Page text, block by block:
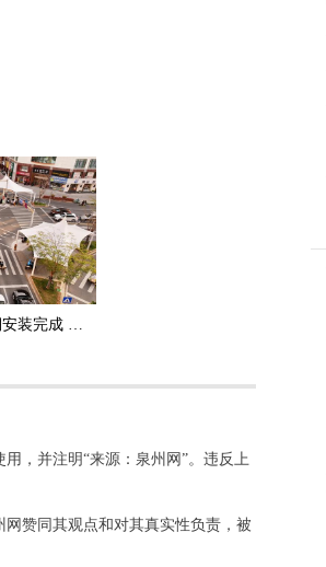
，并注明“来源：泉州网”。违反上
赞同其观点和对其真实性负责，被